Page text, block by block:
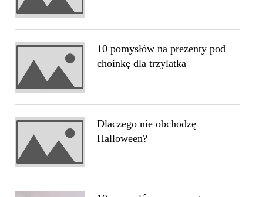
10 pomysłów na prezenty pod
choinkę dla trzylatka
Dlaczego nie obchodzę
Halloween?